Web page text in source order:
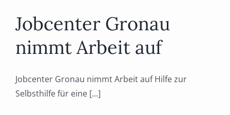
Jobcenter Gronau
nimmt Arbeit auf
Jobcenter Gronau nimmt Arbeit auf Hilfe zur
Selbsthilfe für eine [...]